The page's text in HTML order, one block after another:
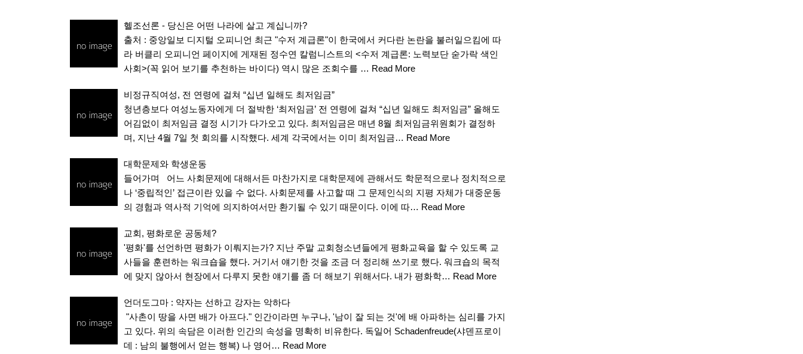
헬조선론 - 당신은 어떤 나라에 살고 계십니까?
출처 : 중앙일보 디지털 오피니언 최근 "수저 계급론"이 한국에서 커다란 논란을 불러일으킴에 따
라 버클리 오피니언 페이지에 게재된 정수연 칼럼니스트의 <수저 계급론: 노력보단 숟가락 색인
사회>(꼭 읽어 보기를 추천하는 바이다) 역시 많은 조회수를 … Read More
비정규직여성, 전 연령에 걸쳐 “십년 일해도 최저임금”
청년층보다 여성노동자에게 더 절박한 ‘최저임금’ 전 연령에 걸쳐 “십년 일해도 최저임금” 올해도
어김없이 최저임금 결정 시기가 다가오고 있다. 최저임금은 매년 8월 최저임금위원회가 결정하
며, 지난 4월 7일 첫 회의를 시작했다. 세계 각국에서는 이미 최저임금… Read More
대학문제와 학생운동
들어가며 어느 사회문제에 대해서든 마찬가지로 대학문제에 관해서도 학문적으로나 정치적으로
나 ‘중립적인’ 접근이란 있을 수 없다. 사회문제를 사고할 때 그 문제인식의 지평 자체가 대중운동
의 경험과 역사적 기억에 의지하여서만 환기될 수 있기 때문이다. 이에 따… Read More
교회, 평화로운 공동체?
'평화'를 선언하면 평화가 이뤄지는가? 지난 주말 교회청소년들에게 평화교육을 할 수 있도록 교
사들을 훈련하는 워크숍을 했다. 거기서 얘기한 것을 조금 더 정리해 쓰기로 했다. 워크숍의 목적
에 맞지 않아서 현장에서 다루지 못한 얘기를 좀 더 해보기 위해서다. 내가 평화학… Read More
언더도그마 : 약자는 선하고 강자는 악하다
"사촌이 땅을 사면 배가 아프다." 인간이라면 누구나, '남이 잘 되는 것'에 배 아파하는 심리를 가지
고 있다. 위의 속담은 이러한 인간의 속성을 명확히 비유한다. 독일어 Schadenfreude(샤덴프로이
데 : 남의 불행에서 얻는 행복) 나 영어… Read More